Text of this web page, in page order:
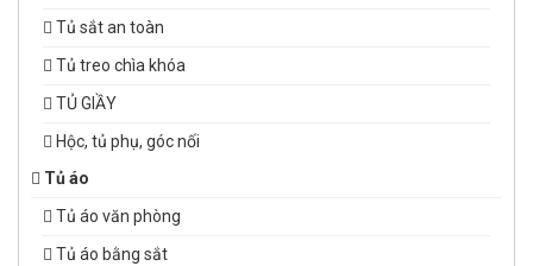
Tủ sắt an toàn
Tủ treo chìa khóa
TỦ GIẦY
Hộc, tủ phụ, góc nối
Tủ áo
Tủ áo văn phòng
Tủ áo bằng sắt